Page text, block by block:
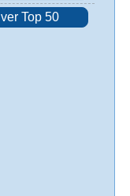
ver Top 50